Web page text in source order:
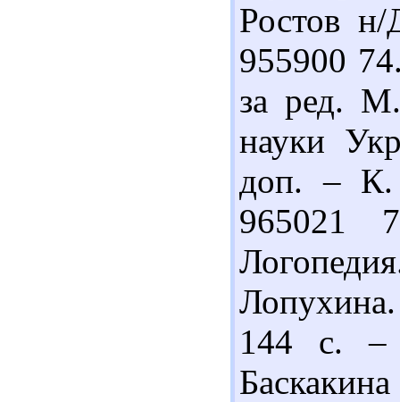
Ростов
955900
за ред.
науки
доп. –
965021
144 с. –